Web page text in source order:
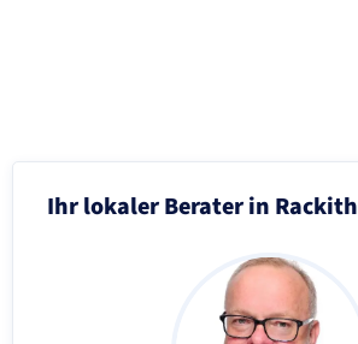
Ihr lokaler Berater in Rackith